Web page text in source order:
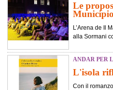
Le
L’Arena de Il
alla Sormani
ANDAR PER
L'isola
Con il